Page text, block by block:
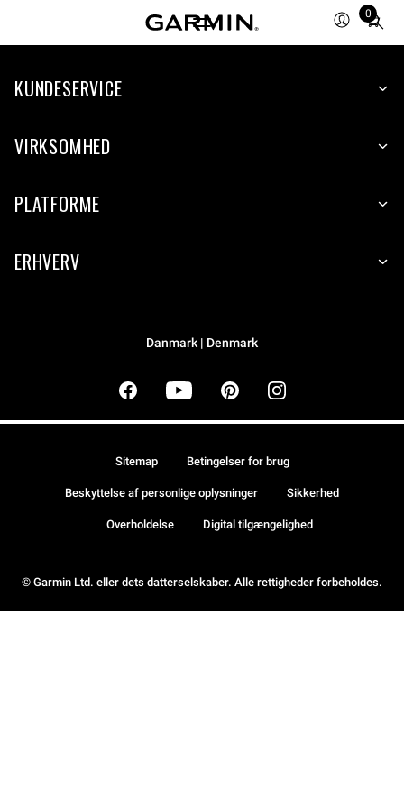
0
Total
KUNDESERVICE
VIRKSOMHED
PLATFORME
ERHVERV
Danmark | Denmark
© Garmin Ltd. eller dets datterselskaber. Alle rettigheder forbeholdes.
Sitemap Betingelser for brug
Beskyttelse af personlige oplysninger Sikkerhed
Overholdelse Digital tilgængelighed